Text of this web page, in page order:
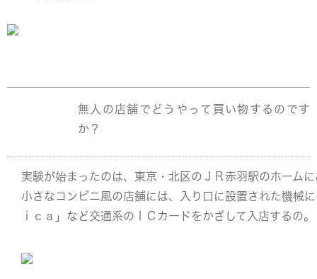
無人の店舗でどうやって買い物するのです
か？
実験が始まったのは、東京・北区のＪＲ赤羽駅のホーム
小さなコンビニ風の店舗には、入り口に設置された機械
ｉｃａ」など交通系のＩＣカードをかざして入店するの。